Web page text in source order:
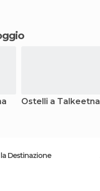
Ostelli a Talkeetna
Destinazione